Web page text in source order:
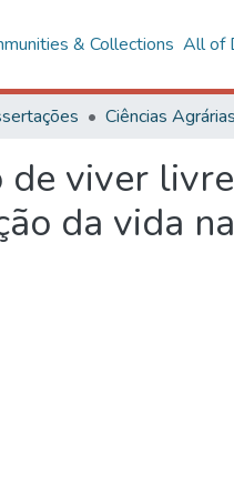
& Collections All of
Ciências Agrárias
de viver
da vida